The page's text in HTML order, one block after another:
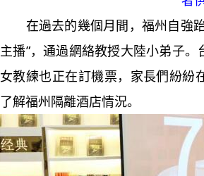
在過去的幾個月間，福州自強跆
主播”，通過網絡教授大陸小弟子
女教練也正在訂機票，家長們紛紛
了解福州隔離酒店情況。